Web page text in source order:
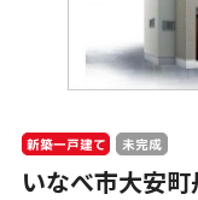
新築一戸建て 未完成
いなべ市大安